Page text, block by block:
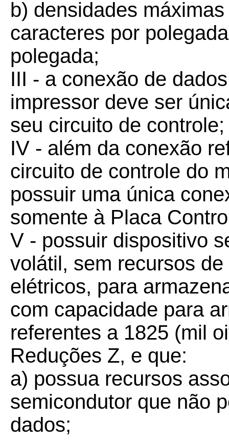
b) densidades
caracteres por
polegada;
III - a conexão de
impressor deve ser
seu circuito de controle;
IV - além da conexão
circuito de controle do
possuir uma única
somente à Placa
V - possuir dispositivo
volátil, sem recursos
elétricos, para
com capacidade para
referentes a 1825 (mil
Reduções Z, e que:
a) possua recursos
semicondutor que não
dados;